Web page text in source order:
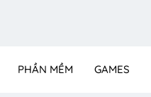
PHẦN MỀM GAMES